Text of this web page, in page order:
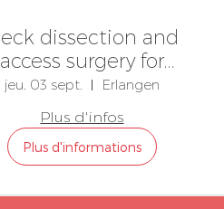
dissection and
access surgery for
maxillofacial tumors
jeu. 03 sept.
Erlangen
Plus d'infos
Plus d'informations